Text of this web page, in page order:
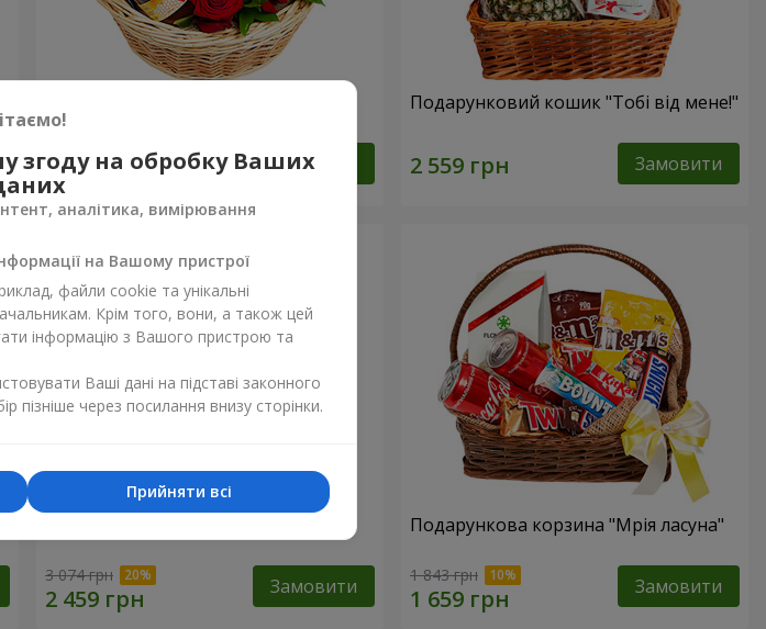
3 874 грн Замовити
Подарунковий кошик "Тобі від мене!"
Замовити
3 074 грн Замовити
Подарункова корзина "Мрія ласуна"
1 843 грн Замовити
згоду на обробку Ваших
аналітика, вимірювання
на Вашому пристрої
файли cookie та унікальні
Крім того, вони, а також цей
інформацію з Вашого пристрою та
Ваші дані на підставі законного
пізніше через посилання внизу сторінки.
Прийняти всі